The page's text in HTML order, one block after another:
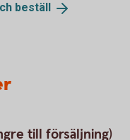
beställ
till försäljning)